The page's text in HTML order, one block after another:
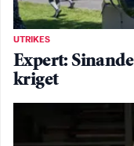
UTRIKES
Expert:
kriget